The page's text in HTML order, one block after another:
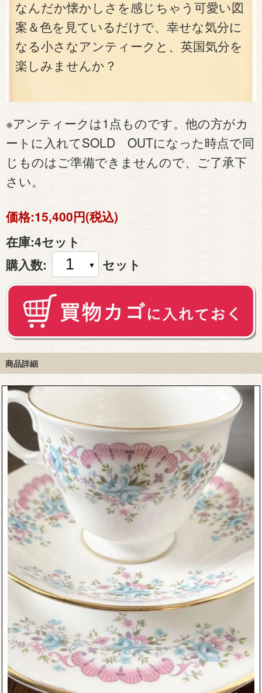
なんだか懐かしさを感じちゃう可愛い図
案＆色を見ているだけで、幸せな気分に
なる小さなアンティークと、英国気分を
楽しみませんか？
※アンティークは1点ものです。他の方がカ
ートに入れてSOLD OUTになった時点で同
じものはご準備できませんので、ご了承下
さい。
価格:15,400円(税込)
在庫:4セット
購入数:
セット
商品詳細